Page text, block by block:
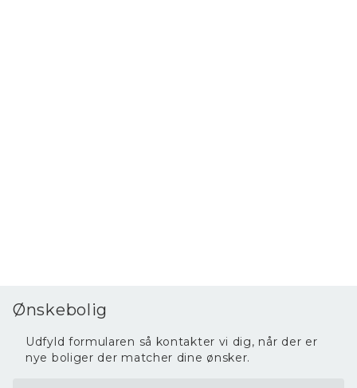
Ønskebolig
Udfyld formularen så kontakter vi dig, når der er
nye boliger der matcher dine ønsker.